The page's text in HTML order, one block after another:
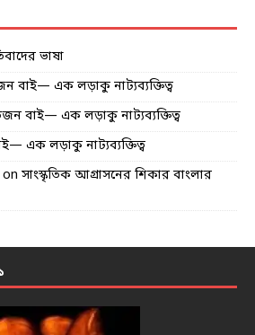
ভাষা
বাই— এক লড়াকু নাট্যব্যক্তিত্ব
বাই— এক লড়াকু নাট্যব্যক্তিত্ব
এক লড়াকু নাট্যব্যক্তিত্ব
on সাংস্কৃতিক আগ্রাসনের শিকার বাংলার